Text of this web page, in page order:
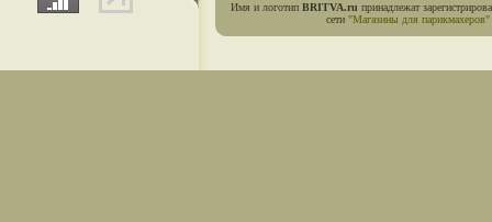
Имя и логотип BRITVA.ru принадлежат
сети "Магазины для парикмахеров"